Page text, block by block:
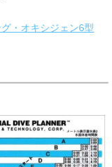
・オキシジェン6型